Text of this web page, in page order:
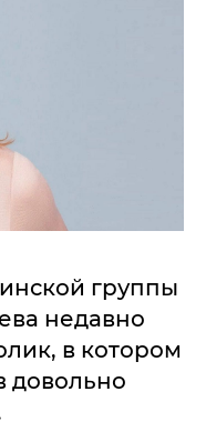
группы
недавно
в котором
довольно